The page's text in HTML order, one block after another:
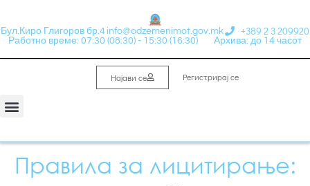
Бул.Киро Глигоров бр.4 info@odzemenimot.gov.mk +389 2 3 209920
Работно време: 07:30 (08:30) - 15:30 (16:30) Архива: до 14 часот
Најави се Регистрирај се
Правила за лицитирање: